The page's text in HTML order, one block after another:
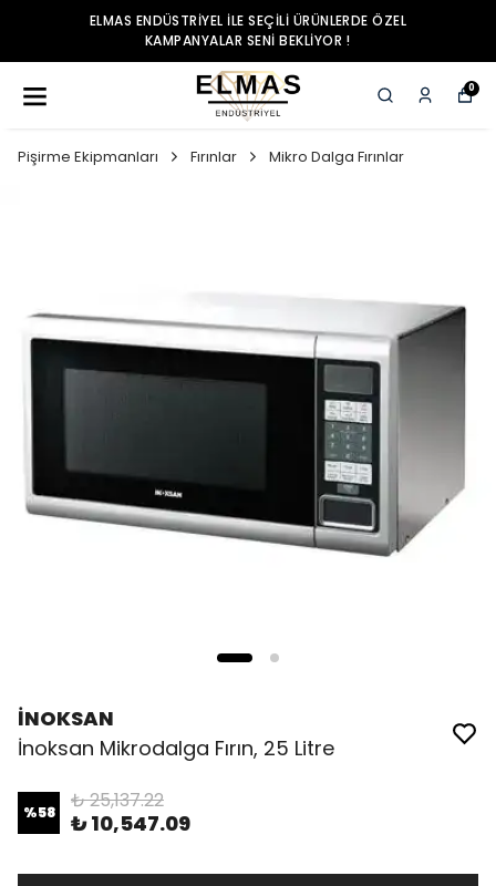
ELMAS ENDÜSTRIYEL ILE SEÇILI ÜRÜNLERDE ÖZEL
KAMPANYALAR SENI BEKLIYOR !
0
Pişirme Ekipmanları Fırınlar Mikro Dalga Fırınlar
İNOKSAN
İnoksan Mikrodalga Fırın, 25 Litre
%58 ₺ 25,137.22
₺ 10,547.09